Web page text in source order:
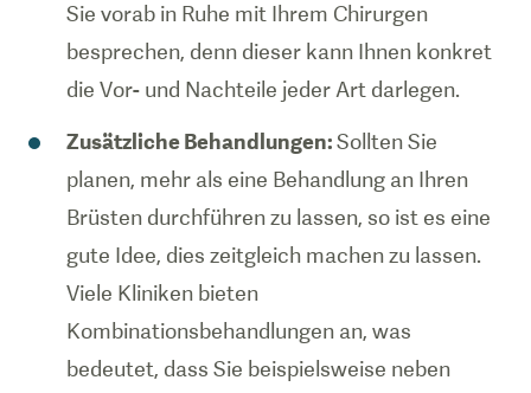
Sie vorab in Ruhe mit Ihrem Chirurgen
besprechen, denn dieser kann Ihnen konkret
die Vor- und Nachteile jeder Art darlegen.
Zusätzliche Behandlungen:Sollten Sie
planen, mehr als eine Behandlung an Ihren
Brüsten durchführen zu lassen, so ist es eine
gute Idee, dies zeitgleich machen zu lassen.
Viele Kliniken bieten
Kombinationsbehandlungen an, was
bedeutet, dass Sie beispielsweise neben